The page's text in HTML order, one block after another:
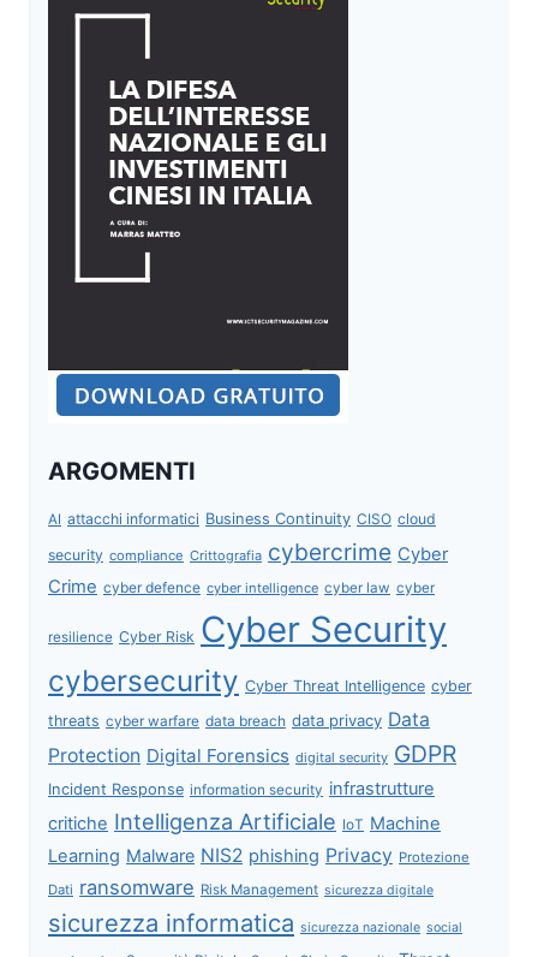
ARGOMENTI
AI attacchi informatici Business Continuity CISO cloud
security compliance Crittografia cybercrime Cyber
Crime cyber defence cyber intelligence cyber law cyber
resilience Cyber Risk Cyber Security
cybersecurity Cyber Threat Intelligence cyber
threats cyber warfare data breach data privacy Data
Protection Digital Forensics digital security GDPR
Incident Response information security infrastrutture
critiche Intelligenza Artificiale IoT Machine
Learning Malware NIS2 phishing Privacy Protezione
Dati ransomware Risk Management sicurezza digitale
sicurezza informatica sicurezza nazionale social